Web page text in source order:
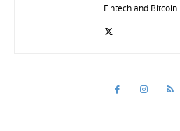
Fintech and Bitcoin.